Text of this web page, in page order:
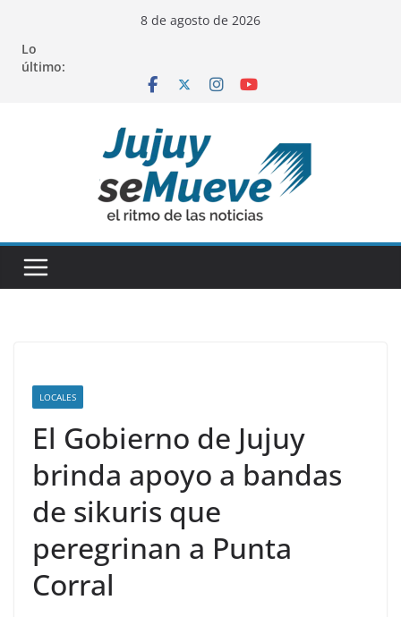
contenido
8 de agosto de 2026
Lo
último:
LOCALES
El Gobierno de Jujuy
brinda apoyo a bandas
de sikuris que
peregrinan a Punta
Corral